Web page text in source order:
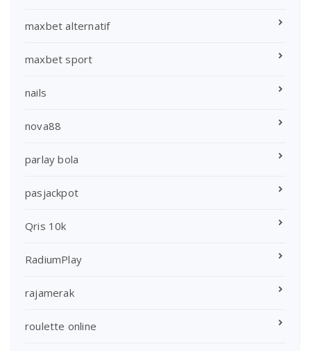
maxbet alternatif
maxbet sport
nails
nova88
parlay bola
pasjackpot
Qris 10k
RadiumPlay
rajamerak
roulette online